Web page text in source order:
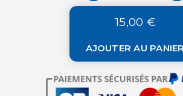
15,00 €
AJOUTER AU PANIER